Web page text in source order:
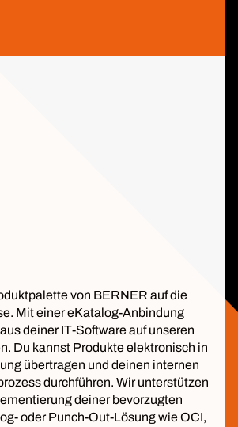
von BERNER auf die
Mit einer eKatalog-Anbindung
deiner IT-Software auf unseren
Du kannst Produkte elektronisch in
übertragen und deinen internen
durchführen. Wir unterstützen
deiner bevorzugten
oder Punch-Out-Lösung wie OCI,